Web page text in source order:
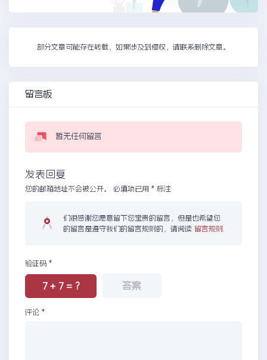
部分文章可能存在转载，如果涉及到侵权，请联系删除文章。
留言板
暂无任何留言
发表回复
您的邮箱地址不会被公开。 必填项已用 * 标注
们很感谢您愿意留下您宝贵的留言，但是也希望您
的留言是遵守我们的留言规则的，请阅读 留言规则
验证码 *
7 + 7 = ?
评论 *